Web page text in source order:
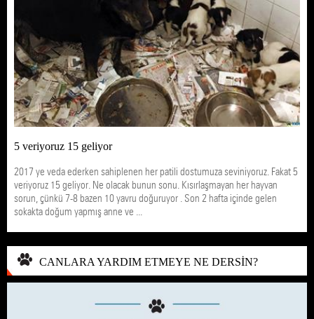
5 veriyoruz 15 geliyor
2017 ye veda ederken sahiplenen her patili dostumuza seviniyoruz. Fakat 5
veriyoruz 15 geliyor. Ne olacak bunun sonu. Kısırlaşmayan her hayvan
sorun, çünkü 7-8 bazen 10 yavru doğuruyor . Son 2 hafta içinde gelen
sokakta doğum yapmış anne ve ...
CANLARA YARDIM ETMEYE NE DERSİN?